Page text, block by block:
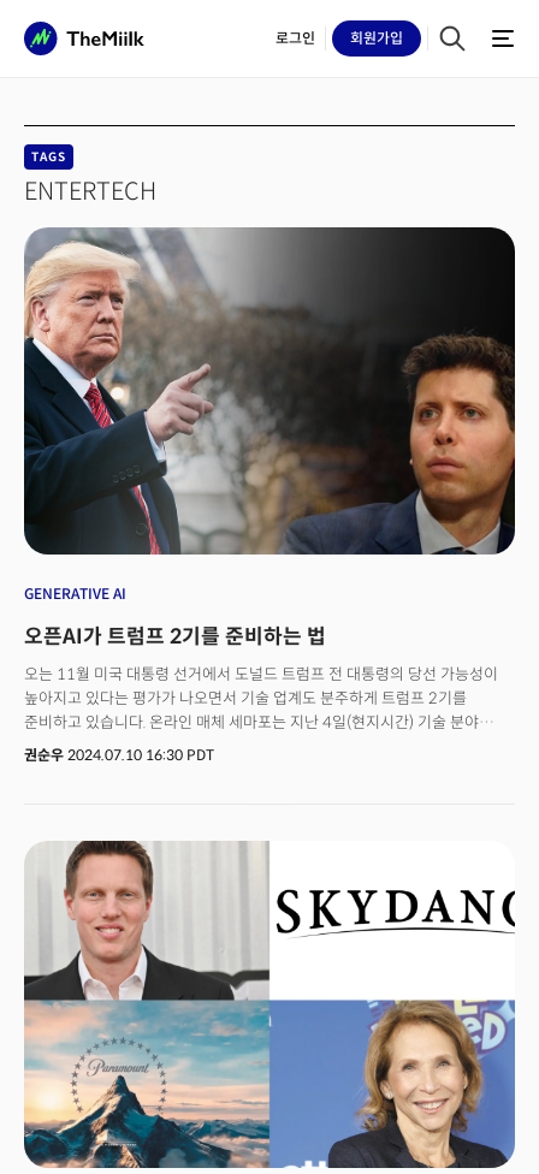
로그인 회원가입
TAGS
ENTERTECH
GENERATIVE AI
오픈AI가 트럼프 2기를 준비하는 법
오는 11월 미국 대통령 선거에서 도널드 트럼프 전 대통령의 당선 가능성이
높아지고 있다는 평가가 나오면서 기술 업계도 분주하게 트럼프 2기를
준비하고 있습니다. 온라인 매체 세마포는 지난 4일(현지시간) 기술 분야
리더들이 트럼프 행정부의 인공지능(AI) 정책 방향과 세계에 미치는 영향에
완화나 미국 우선 체제로 전환할 가능성이 높은 새로운 정권에 적응해야 할 수
있다는 분석이 나오고 있습니다. 일부 기업들은 트럼프 대통령 임기 동안 나올
수 있는 정책 시나리오를 두고 다양한 플레이북을 구상하고 있습니다. 오픈AI
이사 출신으로 조지타운 대학의 보안 신흥기술센터 전략 및 기초 연구기금
디렉터인 헬렌 토너는 "트럼프 전 대통령의 일방주의적 성향이 국제무대에서
상당한 영향을 미칠 수 있다"라고 말했는데요. 그는 "최근 몇 년간 G-7
히로시마 프로세스, 안전 정상회의, 유엔 등에서 다자간 AI 이니셔티브가
있었지만 트럼프 정권 하에서 이러한 이니셔티브에 미국이 강한 입김을
발휘하면서 참여하는 것을 보기는 힘들 것'이라고 분석했습니다.
실리콘밸리에서는 트럼프가 어떻게 대응할지 예측하는 한 가지 방법은
"팬데믹 초기의 대응을 살펴보는 것"이라고 분석하기도 했는데요. 그는 코로나
기간 동안 트럼프의 ‘워프 스피드 작전’을 언급하면서 "백신을 기록적인 시간
내에 생산하는 긴급한 노력으로 큰 성공을 거두었다"라고 말했습니다. AI
전략에 있어서도 이런 긴급한 움직임이 있을 수 있다는 전망입니다.
권순우 2024.07.10 16:30 PDT